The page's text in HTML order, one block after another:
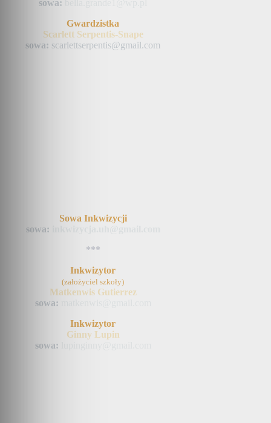
sowa:
Gwardzistka
Scarlett Serpentis-Snape
sowa: scarlettserpentis@gmail.com
Sowa Inkwizycji
sowa:
***
Inkwizytor
(założyciel szkoły)
Matkenwis Gutierrez
sowa:
Inkwizytor
Ginny Lupin
sowa: